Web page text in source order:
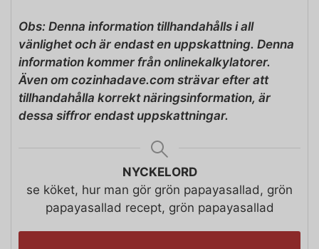
Obs: Denna information tillhandahålls i all
vänlighet och är endast en uppskattning. Denna
information kommer från onlinekalkylatorer.
Även om cozinhadave.com strävar efter att
tillhandahålla korrekt näringsinformation, är
dessa siffror endast uppskattningar.
NYCKELORD
se köket, hur man gör grön papayasallad, grön
papayasallad recept, grön papayasallad